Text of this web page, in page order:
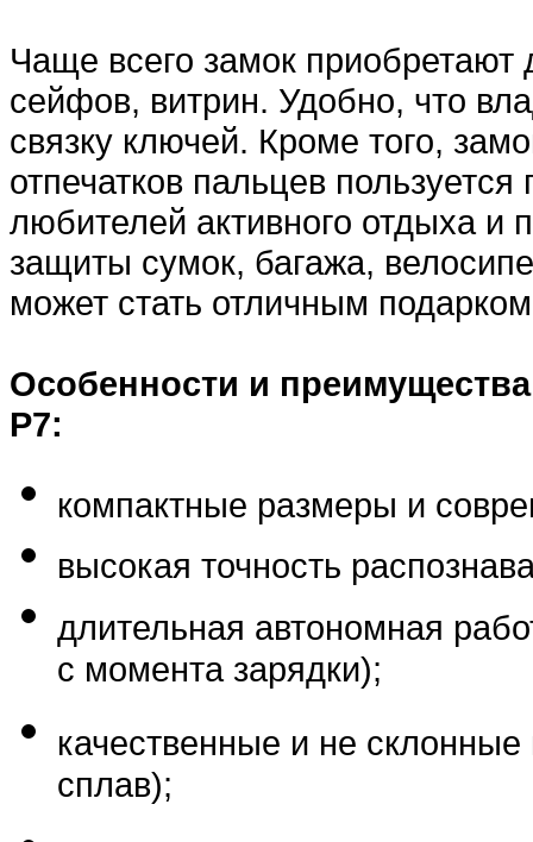
Чаще всего замок
сейфов, витрин. Удобно, что
связку ключей. Кроме того,
отпечатков пальцев
любителей активного отдыха и
защиты сумок, багажа,
может стать отличным
Особенности и
Р7:
компактные размеры и
высокая точность
длительная автономная
с момента зарядки);
качественные и не
сплав);